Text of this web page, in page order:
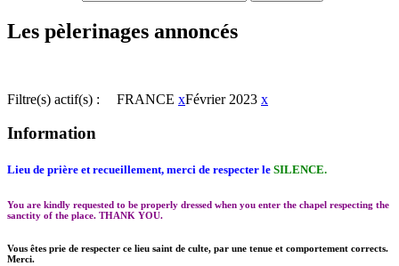
Les pèlerinages annoncés
Filtre(s) actif(s) : FRANCE xFévrier 2023 x
Information
Lieu de prière et recueillement, merci de respecter le SILENCE.
You are kindly requested to be properly dressed when you enter the chapel respecting the
sanctity of the place. THANK YOU.
Vous êtes prie de respecter ce lieu saint de culte, par une tenue et comportement corrects.
Merci.